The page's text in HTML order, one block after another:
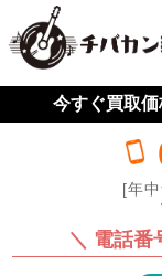
今すぐ買取
[年
＼ 電話番